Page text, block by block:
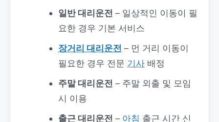
일반 대리운전 – 일상적인 이동이 필
요한 경우 기본 서비스
장거리 대리운전 – 먼 거리 이동이
필요한 경우 전문 기사배정
주말 대리운전 – 주말 외출 및 모임
시 이용
출근 대리운전 – 아침 출근 시간 신